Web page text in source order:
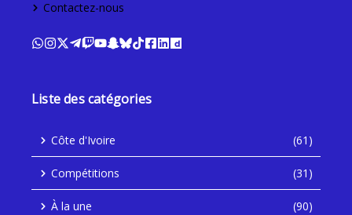
Contactez-nous
Liste des catégories
Côte d'Ivoire (61)
Compétitions (31)
À la une (90)